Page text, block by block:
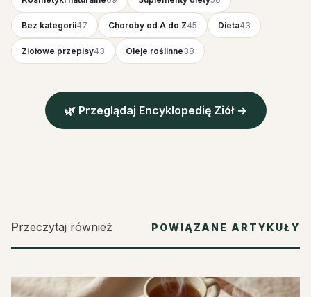
Bez kategorii47 Choroby od A do Z45 Dieta43
Ziołowe przepisy43 Oleje roślinne38
🌿 Przeglądaj Encyklopedię Ziół →
Przeczytaj również POWIĄZANE ARTYKUŁY